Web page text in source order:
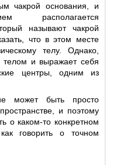
чакрой основания, и
располагается
называют чакрой
что в этом месте
телу. Однако,
телом и выражает себя
центры, одним из
может быть просто
и поэтому
о каком-то конкретном
говорить о точном